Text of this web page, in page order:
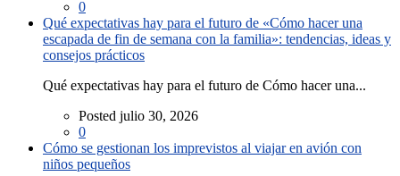
0
Qué expectativas hay para el futuro de «Cómo hacer una
escapada de fin de semana con la familia»: tendencias, ideas y
consejos prácticos
Qué expectativas hay para el futuro de Cómo hacer una...
Posted julio 30, 2026
0
Cómo se gestionan los imprevistos al viajar en avión con
niños pequeños